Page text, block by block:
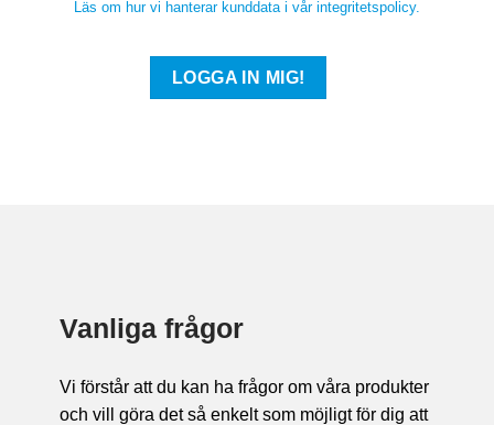
Läs om hur vi hanterar kunddata i vår integritetspolicy.
Vanliga frågor
Vi förstår att du kan ha frågor om våra produkter
och vill göra det så enkelt som möjligt för dig att